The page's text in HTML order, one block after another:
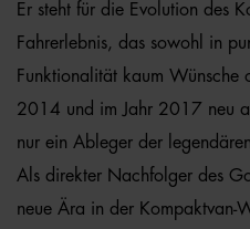
Er steht für die Evolution des
Fahrerlebnis, das sowohl in
Funktionalität kaum Wünsche
2014 und im Jahr 2017 neu
nur ein Ableger der
Als direkter Nachfolger des
neue Ära in der Kompaktvan-